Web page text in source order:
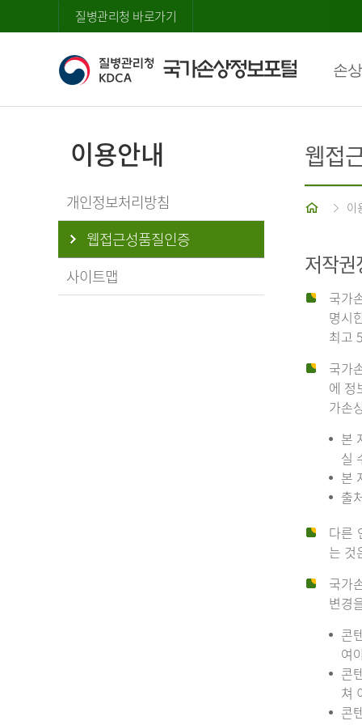
질병관리청 바로가기
손
이용안내
개인정보처리방침
웹접근성품질인증
사이트맵
웹접
홈 이
저작권
국가
명시
최고
국가
에 정
가손
본
실
본
출
다른
는 것
국가
변경
콘
여
콘
쳐
콘